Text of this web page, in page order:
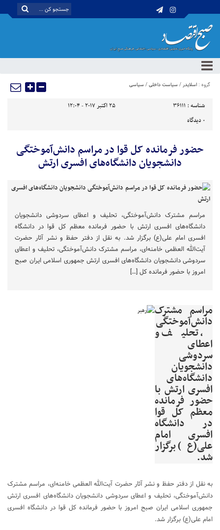
گروه : اسلایدر/سیاست داخلی/سیاسی
شناسه : 36111
25 اکتبر 2017 - 12:04
0 دیدگاه
حضور فرمانده کل قوا در مراسم دانش‌آموختگی
دانشجویان دانشگاه‌های افسری ارتش
مراسم مشترک دانش‌آموختگی، تحلیف و اعطای سردوشی دانشجویان
دانشگاه‌های افسری ارتش با حضور فرمانده‌ معظم کل قوا در دانشگاه
افسری امام علی(ع) برگزار شد. به نقل از دفتر حفظ و نشر آثار حضرت
آیت‌الله العظمی خامنه‌ای، مراسم مشترک دانش‌آموختگی، تحلیف و اعطای
سردوشی دانشجویان دانشگاه‌های افسری ارتش جمهوری اسلامی ایران صبح
امروز با حضور فرمانده‌ کل […]
مراسم مشترک
دانش‌آموختگی
، تحلیف و
اعطای
سردوشی
دانشجویان
دانشگاه‌های
افسری ارتش با
حضور فرمانده‌
معظم کل قوا
در دانشگاه
افسری امام
علی(ع) برگزار
شد.
به نقل از دفتر حفظ و نشر آثار حضرت آیت‌الله العظمی خامنه‌ای، مراسم مشترک
دانش‌آموختگی، تحلیف و اعطای سردوشی دانشجویان دانشگاه‌های افسری ارتش
جمهوری اسلامی ایران صبح امروز با حضور فرمانده‌ کل قوا در دانشگاه افسری
امام علی(ع) برگزار شد.